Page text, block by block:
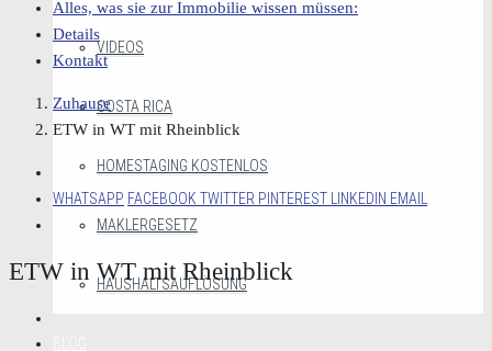
VIDEOS
COSTA RICA
HOMESTAGING KOSTENLOS
MAKLERGESETZ
HAUSHALTSAUFLÖSUNG
Alles, was sie zur Immobilie wissen müssen:
Details
Kontakt
Zuhause
ETW in WT mit Rheinblick
WHATSAPP FACEBOOK TWITTER PINTEREST LINKEDIN EMAIL
ETW in WT mit Rheinblick